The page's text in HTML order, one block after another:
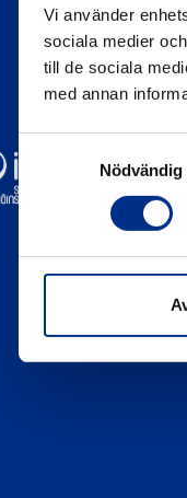
Vi använder
sociala medier
till de sociala
med annan
Nödvändig